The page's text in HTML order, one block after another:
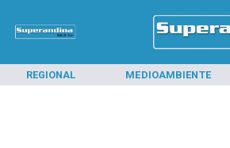
REGIONAL MEDIOAMBIENTE